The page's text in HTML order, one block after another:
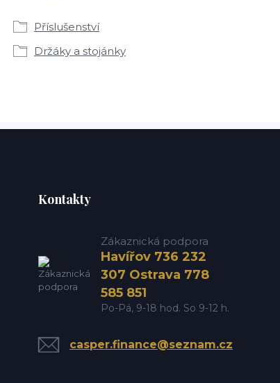
Příslušenství
Držáky a stojánky
Kontakty
Zákaznická podpora
Havířov 736 232
307 Ostrava 778
585 851
Po-Pá, 9-18 hod. So 9-12 h.
casper.finance@seznam.cz